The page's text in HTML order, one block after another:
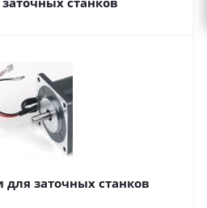
для заточных станков